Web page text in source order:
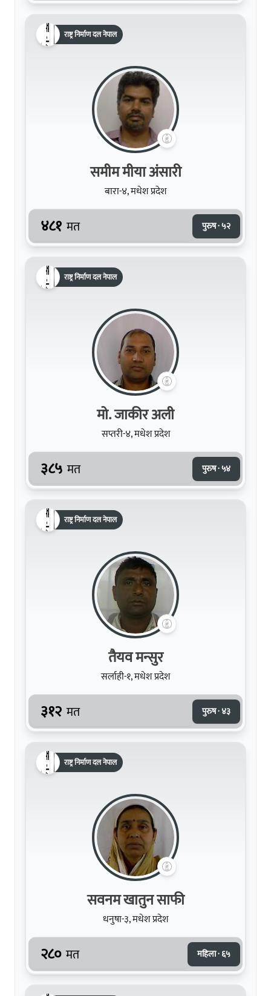
राष्ट्र निर्माण दल नेपाल
समीम मीया अंसारी
बारा-४, मधेश प्रदेश
४८१ मत पुरुष · ५२
राष्ट्र निर्माण दल नेपाल
मो. जाकीर अली
सप्तरी-४, मधेश प्रदेश
३८५ मत पुरुष · ५४
राष्ट्र निर्माण दल नेपाल
तैयव मन्सुर
सर्लाही-१, मधेश प्रदेश
३१२ मत पुरुष · ४३
राष्ट्र निर्माण दल नेपाल
सवनम खातुन साफी
धनुषा-३, मधेश प्रदेश
२८० मत महिला · ६५